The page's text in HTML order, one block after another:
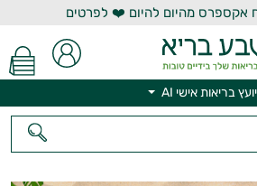
אקספרס מהיום להיום ❤️ לפרטים
יועץ בריאות אישי AI